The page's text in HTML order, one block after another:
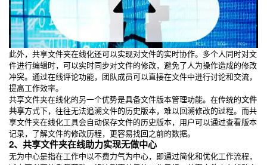
此外，共享文件夹在线化还可以实现对文件的实时协作。多个人同时对文
件进行编辑时，可以实时同步对文件的修改，避免了人为操作造成的修改
冲突。通过在线评论功能，团队成员可以直接在文件中进行讨论和交流，
提高工作效率。
共享文件夹在线化的另一个优势是具备文件版本管理功能。在传统的文件
共享方式下，往往无法追溯文件的历史版本，难以回溯修改的过程。而共
享文件夹在线化工具会自动保存文件的历史版本，用户可以通过查看版本
记录，了解文件的修改历程，更容易找回之前的数据。
2、共享文件夹在线助力实现无做中心
无为中心是指在工作中以不费力气为中心，即通过简化和优化工作流程，